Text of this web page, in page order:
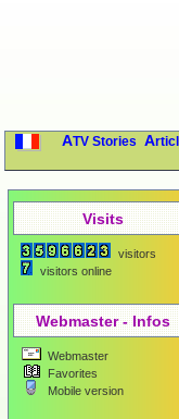
ATV Stories
Visits
visitors
visitors online
Webmaster - Infos
Webmaster
Favorites
Mobile version